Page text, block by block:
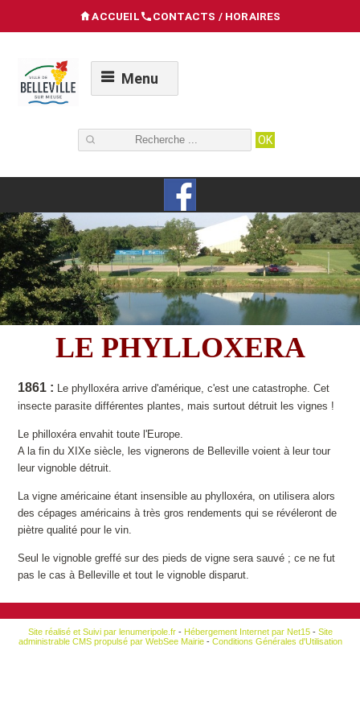
ACCUEIL CONTACTS / HORAIRES
Menu
LE PHYLLOXERA
1861 : Le phylloxéra arrive d'amérique, c'est une catastrophe. Cet
insecte parasite différentes plantes, mais surtout détruit les vignes !
Le philloxéra envahit toute l'Europe.
A la fin du XIXe siècle, les vignerons de Belleville voient à leur tour
leur vignoble détruit.
La vigne américaine étant insensible au phylloxéra, on utilisera alors
des cépages américains à très gros rendements qui se révéleront de
piètre qualité pour le vin.
Seul le vignoble greffé sur des pieds de vigne sera sauvé ; ce ne fut
pas le cas à Belleville et tout le vignoble disparut.
Site réalisé et Suivi par lenumeripole.fr- Hébergement Internet par Net15- Site
administrable CMS propulsé par WebSee Mairie- Conditions Générales d'Utilisation